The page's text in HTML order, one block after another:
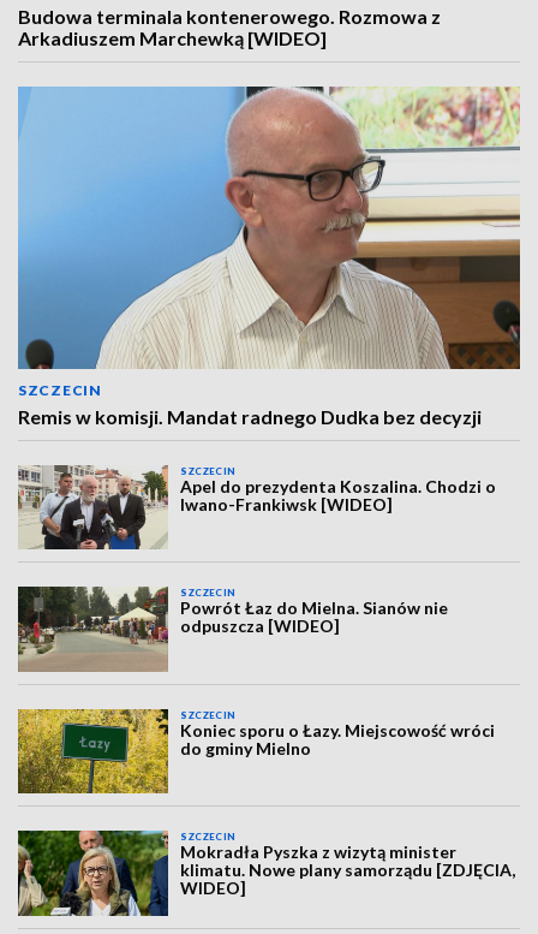
Budowa terminala kontenerowego. Rozmowa z
Arkadiuszem Marchewką [WIDEO]
SZCZECIN
Remis w komisji. Mandat radnego Dudka bez decyzji
SZCZECIN
Apel do prezydenta Koszalina. Chodzi o
Iwano-Frankiwsk [WIDEO]
SZCZECIN
Powrót Łaz do Mielna. Sianów nie
odpuszcza [WIDEO]
SZCZECIN
Koniec sporu o Łazy. Miejscowość wróci
do gminy Mielno
SZCZECIN
Mokradła Pyszka z wizytą minister
klimatu. Nowe plany samorządu [ZDJĘCIA,
WIDEO]